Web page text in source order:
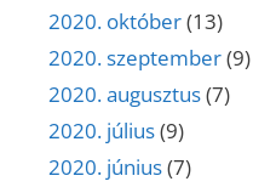
2020. október(13)
2020. szeptember(9)
2020. augusztus(7)
2020. július(9)
2020. június(7)